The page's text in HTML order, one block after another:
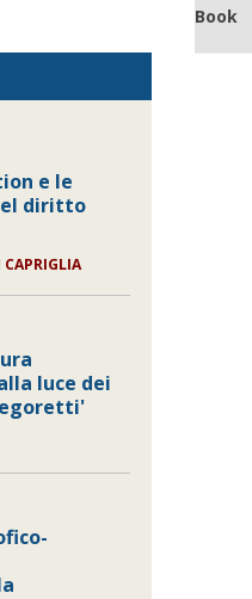
e le
diritto
CAPRIGLIA
luce dei
Book